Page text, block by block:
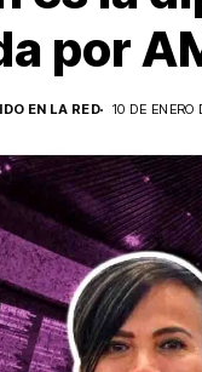
por
EN LA RED 10 DE